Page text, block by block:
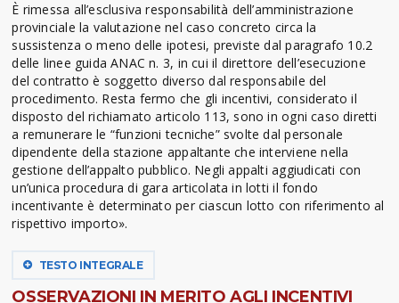
È rimessa all’esclusiva responsabilità dell’amministrazione
provinciale la valutazione nel caso concreto circa la
sussistenza o meno delle ipotesi, previste dal paragrafo 10.2
delle linee guida ANAC n. 3, in cui il direttore dell’esecuzione
del contratto è soggetto diverso dal responsabile del
procedimento. Resta fermo che gli incentivi, considerato il
disposto del richiamato articolo 113, sono in ogni caso diretti
a remunerare le “funzioni tecniche” svolte dal personale
dipendente della stazione appaltante che interviene nella
gestione dell’appalto pubblico. Negli appalti aggiudicati con
un’unica procedura di gara articolata in lotti il fondo
incentivante è determinato per ciascun lotto con riferimento al
rispettivo importo».
TESTO INTEGRALE
OSSERVAZIONI IN MERITO AGLI INCENTIVI